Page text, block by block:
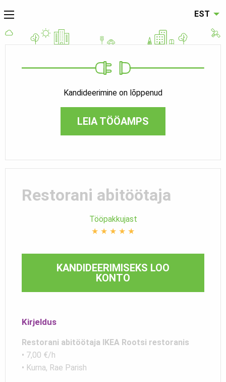
EST
Kandideerimine on lõppenud
LEIA TÖÖAMPS
Restorani abitöötaja
Tööpakkujast
★ ★ ★ ★ ★
KANDIDEERIMISEKS LOO
KONTO
Kirjeldus
Restorani abitöötaja IKEA Rootsi restoranis
• 7,00 €/h
• Kurna, Rae Parish